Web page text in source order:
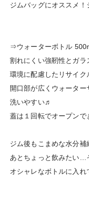
ジムバッグにオススメ
⇒ウォーターボトル
割れにくい強靭性とガ
環境に配慮したリサイク
開口部が広くウォーター
洗いやすい♬
蓋は１回転でオープン
ジム後もこまめな水分補
あとちょっと飲みたい…
オシャレなボトルに入れ